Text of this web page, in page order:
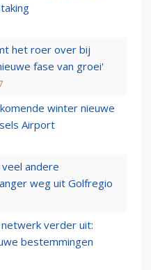
het roer over bij
fase van groei'
winter nieuwe
Airport
andere
weg uit Golfregio
verder uit:
bestemmingen